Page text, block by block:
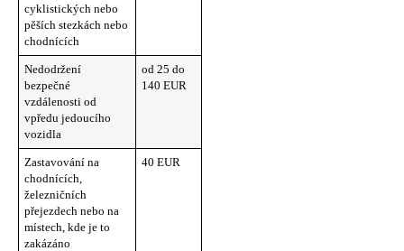
cyklistických nebo
pěších stezkách nebo
chodnících
Nedodržení
bezpečné
vzdálenosti od
vpředu jedoucího
vozidla
od 25 do
140 EUR
Zastavování na
chodnících,
železničních
přejezdech nebo na
místech, kde je to
zakázáno
40 EUR